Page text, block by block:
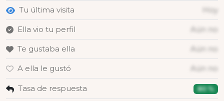
Tu última visita Hoy
Ella vio tu perfil Aún no
Te gustaba ella Aún no
A ella le gustó Aún no
Tasa de respuesta 80 %